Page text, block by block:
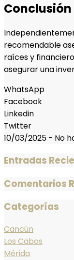
Conclusión
recomendable
raíces y
asegurar una
WhatsApp
Facebook
Linkedin
Twitter
10/03/2025 - No
Entradas
Comentarios
Categorías
Cancún
Los Cabos
Mérida